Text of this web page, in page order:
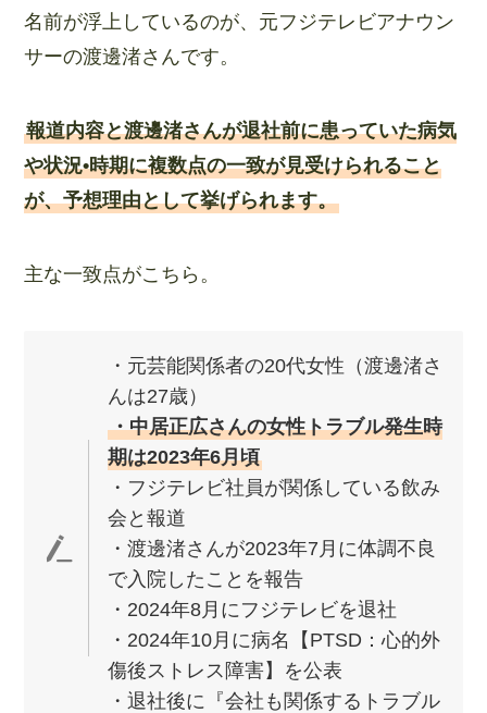
名前が浮上しているのが、元フジテレビアナウン
サーの渡邊渚さんです。
報道内容と渡邊渚さんが退社前に患っていた病気
や状況•時期に複数点の一致が見受けられること
が、予想理由として挙げられます。
主な一致点がこちら。
・元芸能関係者の20代女性（渡邊渚さ
んは27歳）
・中居正広さんの女性トラブル発生時
期は2023年6月頃
・フジテレビ社員が関係している飲み
会と報道
・渡邊渚さんが2023年7月に体調不良
で入院したことを報告
・2024年8月にフジテレビを退社
・2024年10月に病名【PTSD：心的外
傷後ストレス障害】を公表
・退社後に『会社も関係するトラブル